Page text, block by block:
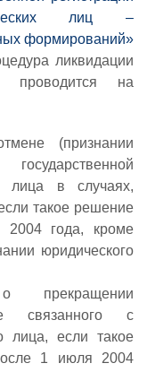
лиц –
формирований»
ликвидации
проводится на
(признании
лица в случаях,
такое решение
года, кроме
юридического
прекращении
связанного с
лица, если такое
1 июля 2004